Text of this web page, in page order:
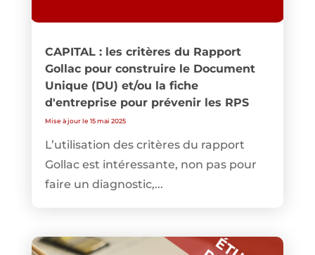
CAPITAL : les critères du Rapport
Gollac pour construire le Document
Unique (DU) et/ou la fiche
d'entreprise pour prévenir les RPS
Mise à jour le 15 mai 2025
L’utilisation des critères du rapport
Gollac est intéressante, non pas pour
faire un diagnostic,...